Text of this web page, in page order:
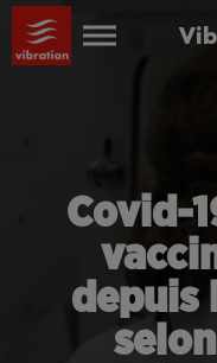
Covid-
depuis